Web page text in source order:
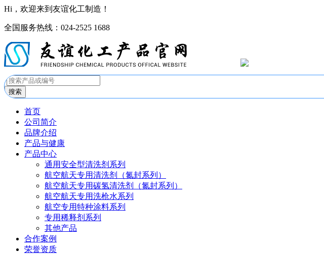
Hi，欢迎来到友谊化工制造！
全国服务热线：024-2525 1688
搜索
首页
公司简介
品牌介绍
产品与健康
产品中心
通用安全型清洗剂系列
航空航天专用清洗剂（氮封系列）
航空航天专用碳氢清洗剂（氮封系列）
航空航天专用洗枪水系列
航空专用特种涂料系列
专用稀释剂系列
其他产品
合作案例
荣誉资质